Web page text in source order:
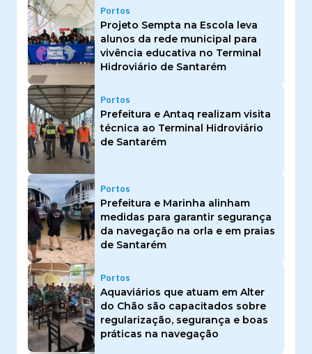
Portos
Projeto Sempta na Escola leva
alunos da rede municipal para
vivência educativa no Terminal
Hidroviário de Santarém
Portos
Prefeitura e Antaq realizam visita
técnica ao Terminal Hidroviário
de Santarém
Portos
Prefeitura e Marinha alinham
medidas para garantir segurança
da navegação na orla e em praias
de Santarém
Portos
Aquaviários que atuam em Alter
do Chão são capacitados sobre
regularização, segurança e boas
práticas na navegação